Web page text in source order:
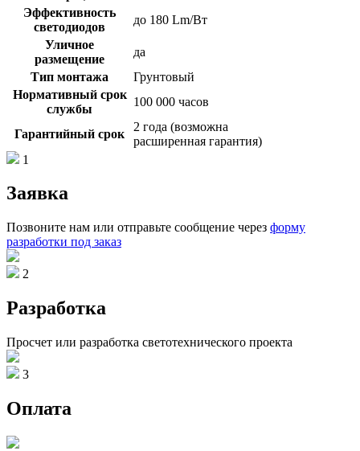
Эффективность
светодиодов
до 180 Lm/Вт
Уличное
размещение
да
Тип монтажа
Грунтовый
Нормативный срок
службы
100 000 часов
Гарантийный срок
2 года (возможна
расширенная гарантия)
1
Заявка
Позвоните нам или отправьте сообщение через форму
разработки под заказ
2
Разработка
Просчет или разработка светотехнического проекта
3
Оплата